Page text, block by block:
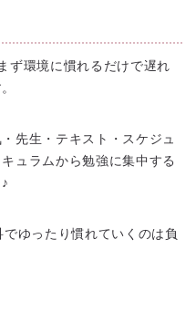
ず環境に慣れるだけで遅れ
先生・テキスト・スケジュ
ュラムから勉強に集中する
ゆったり慣れていくのは負